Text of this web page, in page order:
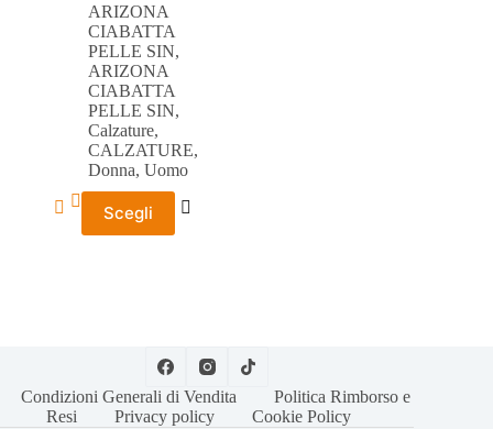
ARIZONA
CIABATTA
PELLE SIN,
ARIZONA
CIABATTA
PELLE SIN,
Calzature,
CALZATURE,
Donna, Uomo
Scegli
Questo
prodotto
nella
pagina
Condizioni Generali di Vendita
Politica Rimborso e
Resi
Privacy policy Cookie Policy